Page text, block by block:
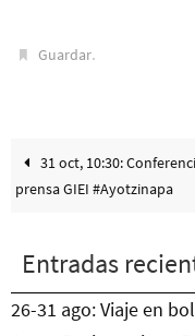
Guardar.
31 oct, 10:30:
prensa GIEI #Ayotzinapa
Entradas
26-31 ago: Viaje en